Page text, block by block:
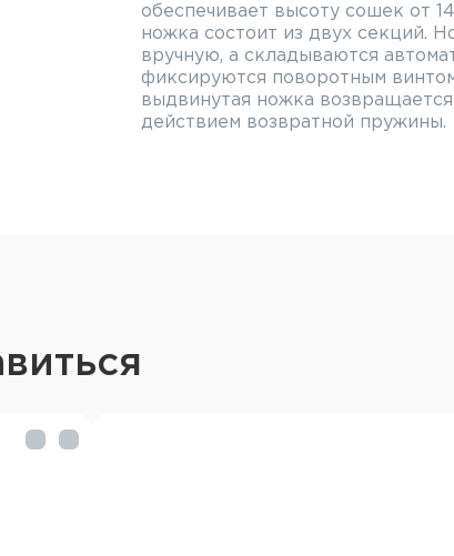
обеспечивает высоту сошек от
ножка состоит из двух секций.
вручную, а складываются
фиксируются поворотным
выдвинутая ножка
действием возвратной пружины.